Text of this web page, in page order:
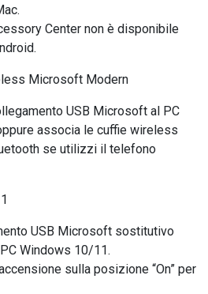
Center non è disponibile
Microsoft Modern
USB Microsoft al PC
associa le cuffie wireless
se utilizzi il telefono
USB Microsoft sostitutivo
Windows 10/11.
sulla posizione “On” per